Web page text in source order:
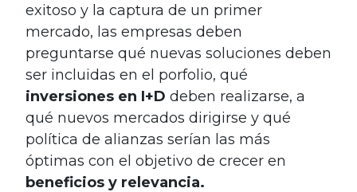
exitoso y la captura de un primer
mercado, las empresas deben
preguntarse qué nuevas soluciones deben
ser incluidas en el porfolio, qué
inversiones en I+D deben realizarse, a
qué nuevos mercados dirigirse y qué
política de alianzas serían las más
óptimas con el objetivo de crecer en
beneficios y relevancia.